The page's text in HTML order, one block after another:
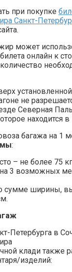
при покупке
Санкт-
может
онлайн к
не
Северная
находится
багажа на 1
:
– не более 75
3 возможных
сумме ширины,
клади также
изделий: